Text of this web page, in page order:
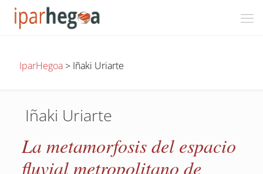
IparHegoa> Iñaki Uriarte
Iñaki Uriarte
La metamorfosis del espacio
fluvial metropolitano de